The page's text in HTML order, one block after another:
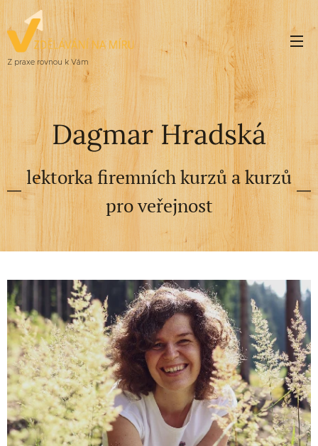
Z praxe rovnou k Vám
Dagmar Hradská
lektorka firemních kurzů a kurzů
pro veřejnost